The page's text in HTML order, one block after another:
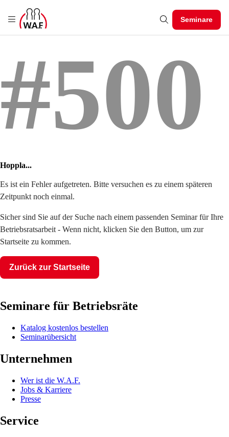
Seminare
#500
Hoppla...
Es ist ein Fehler aufgetreten. Bitte versuchen es zu einem späteren
Zeitpunkt noch einmal.
Sicher sind Sie auf der Suche nach einem passenden Seminar für Ihre
Betriebsratsarbeit - Wenn nicht, klicken Sie den Button, um zur
Startseite zu kommen.
Zurück zur Startseite
Seminare für Betriebsräte
Katalog kostenlos bestellen
Seminarübersicht
Unternehmen
Wer ist die W.A.F.
Jobs & Karriere
Presse
Service